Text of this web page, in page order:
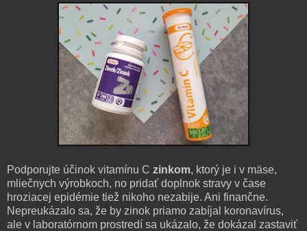
Podporujte účinok vitamínu C zinkom, ktorý je i v mäse,
mliečnych výrobkoch, no pridať doplnok stravy v čase
hroziacej epidémie tiež nikoho nezabije. Ani finančne.
Nepreukázalo sa, že by zinok priamo zabíjal koronavírus,
ale v laboratórnom prostredí sa ukázalo, že dokázal zastaviť